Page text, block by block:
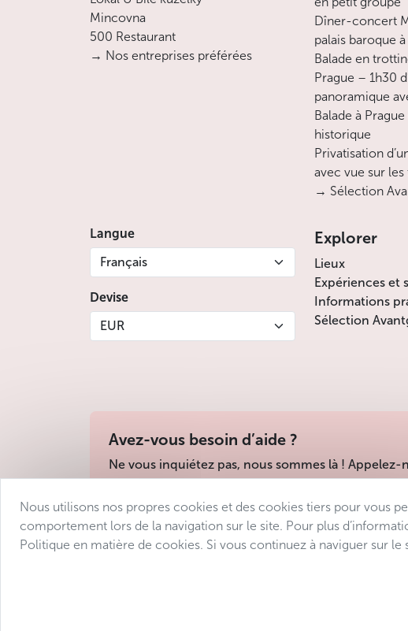
Mincovna
500 Restaurant
→ Nos entreprises préférées
Dîner-concert
palais baroque
Balade en
Prague – 1h30
panoramique
Balade à
historique
Privatisation
avec vue sur
→ Sélection
Langue
Français
Devise
EUR
Explorer
Lieux
Expériences et
Informations
Sélection
Avez-vous besoin d’aide ?
Ne vous inquiétez pas, nous sommes là !
Conditions de vente Protection des données
Nous utilisons nos propres cookies et des cookies tiers pour vous
comportement lors de la navigation sur le site. Pour plus
Politique en matière de cookies. Si vous continuez à naviguer sur